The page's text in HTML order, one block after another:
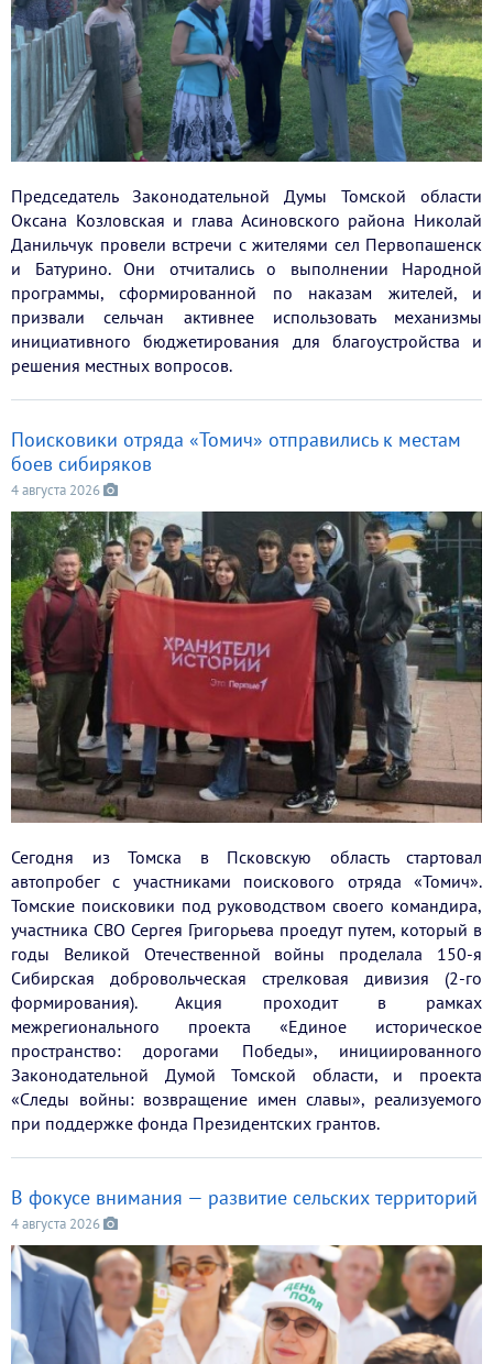
Председатель Законодательной Думы Томской области
Оксана Козловская и глава Асиновского района Николай
Данильчук провели встречи с жителями сел Первопашенск
и Батурино. Они отчитались о выполнении Народной
программы, сформированной по наказам жителей, и
призвали сельчан активнее использовать механизмы
инициативного бюджетирования для благоустройства и
решения местных вопросов.
Поисковики отряда «Томич» отправились к местам
боев сибиряков
4 августа 2026
Сегодня из Томска в Псковскую область стартовал
автопробег с участниками поискового отряда «Томич».
Томские поисковики под руководством своего командира,
участника СВО Сергея Григорьева проедут путем, который в
годы Великой Отечественной войны проделала 150-я
Сибирская добровольческая стрелковая дивизия (2-го
формирования). Акция проходит в рамках
межрегионального проекта «Единое историческое
пространство: дорогами Победы», инициированного
Законодательной Думой Томской области, и проекта
«Следы войны: возвращение имен славы», реализуемого
при поддержке фонда Президентских грантов.
В фокусе внимания — развитие сельских территорий
4 августа 2026